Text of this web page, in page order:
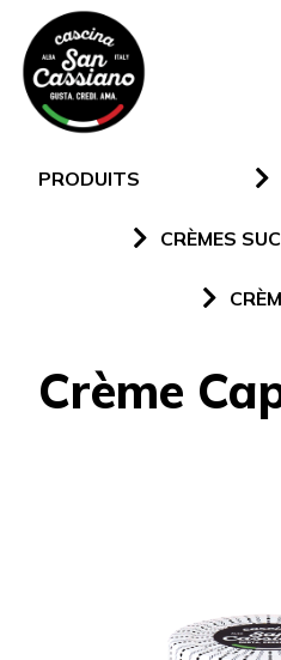
PRODUITS
CRÈMES
Crème